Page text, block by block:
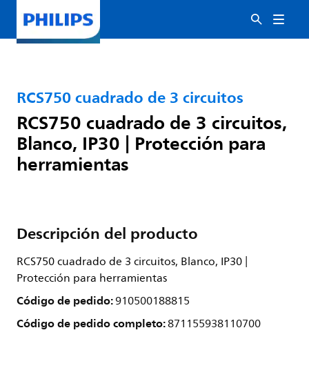
RCS750 cuadrado de 3 circuitos
RCS750 cuadrado de 3 circuitos,
Blanco, IP30 | Protección para
herramientas
Descripción del producto
RCS750 cuadrado de 3 circuitos, Blanco, IP30 |
Protección para herramientas
Código de pedido:910500188815
Código de pedido completo:871155938110700